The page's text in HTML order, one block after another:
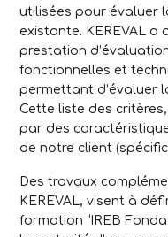
utilisées pour évaluer
existante. KEREVAL a
prestation
fonctionnelles et
permettant d’évaluer
Cette liste des
par des
de notre client
Des travaux
KEREVAL, visent à
formation “IREB